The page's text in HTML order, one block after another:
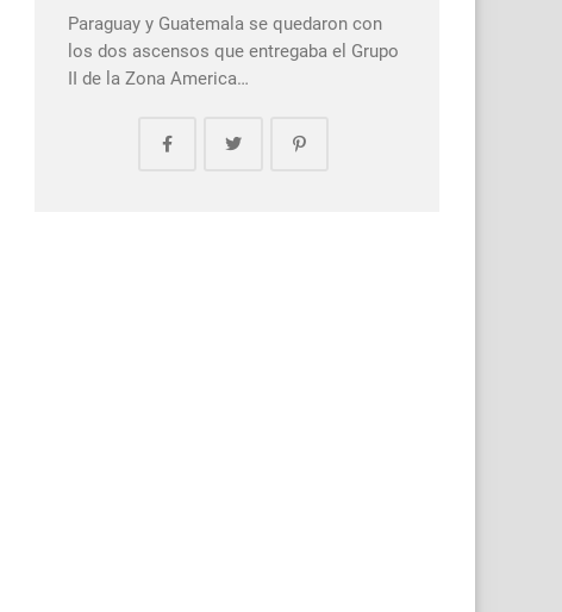
Paraguay y Guatemala se quedaron con
los dos ascensos que entregaba el Grupo
II de la Zona America…